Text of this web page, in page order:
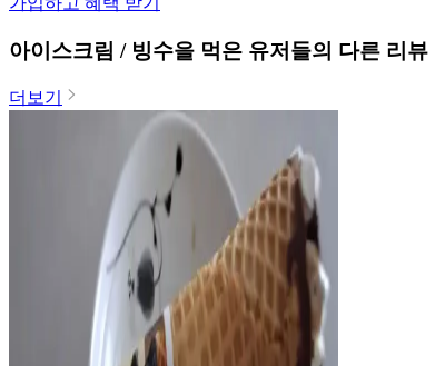
아이스크림 / 빙수을 먹은 유저들의 다른 리뷰
더보기